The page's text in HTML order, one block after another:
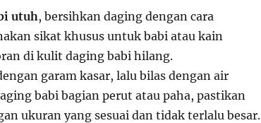
utuh, bersihkan daging dengan cara
sikat khusus untuk babi atau kain
di kulit daging babi hilang.
garam kasar, lalu bilas dengan air
babi bagian perut atau paha, pastikan
ukuran yang sesuai dan tidak terlalu besar.